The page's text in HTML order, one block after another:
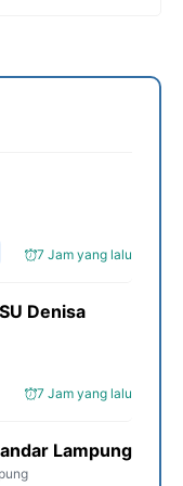
7 Jam yang lalu
Denisa
7 Jam yang lalu
Lampung